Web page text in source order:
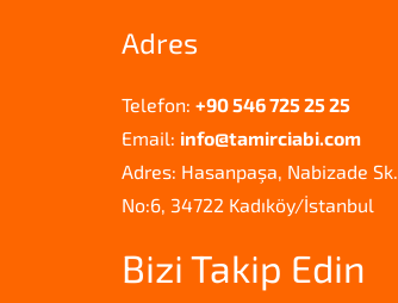
Adres
Telefon: +90 546 725 25 25
Email: info@tamirciabi.com
Adres: Hasanpaşa, Nabizade Sk.
No:6, 34722 Kadıköy/İstanbul
Bizi Takip Edin